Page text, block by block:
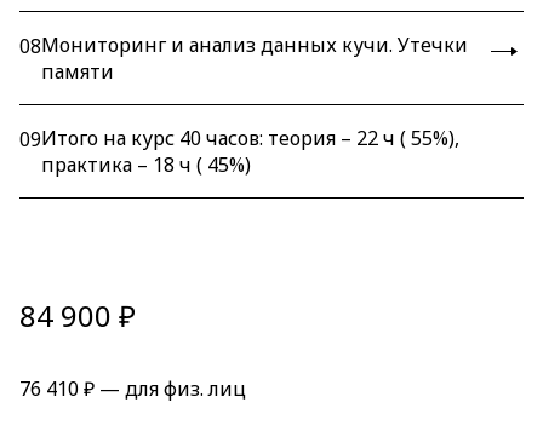
08Мониторинг и анализ данных кучи. Утечки
памяти
09Итого на курс 40 часов: теория – 22 ч ( 55%),
практика – 18 ч ( 45%)
84 900 ₽
76 410 ₽ — для физ. лиц